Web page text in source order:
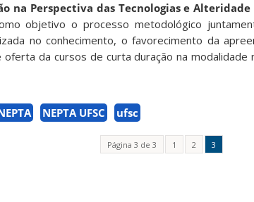
na Perspectiva das Tecnologias e Alteridade
objetivo o processo metodológico
no conhecimento, o favorecimento da
da cursos de curta duração na
NEPTA UFSC ufsc
Página 3 de 3 1 2 3